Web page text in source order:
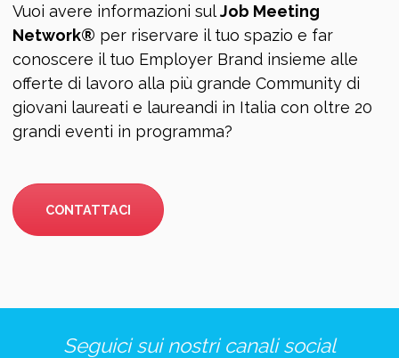
Vuoi avere informazioni sulJob Meeting
Network® per riservare il tuo spazio e far
conoscere il tuo Employer Brand insieme alle
offerte di lavoro alla più grande Community di
giovani laureati e laureandi in Italia con oltre 20
grandi eventi in programma?
CONTATTACI
Seguici sui nostri canali social